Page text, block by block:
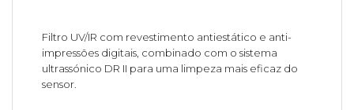
Filtro UV/IR com revestimento antiestático e anti-
impressões digitais, combinado com o sistema
ultrassónico DR II para uma limpeza mais eficaz do
sensor.